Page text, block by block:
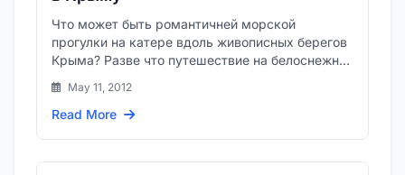
Что может быть романтичней морской
прогулки на катере вдоль живописных берегов
Крыма? Разве что путешествие на белоснежной
яхте под настоящим парусом...
May 11, 2012
Read More